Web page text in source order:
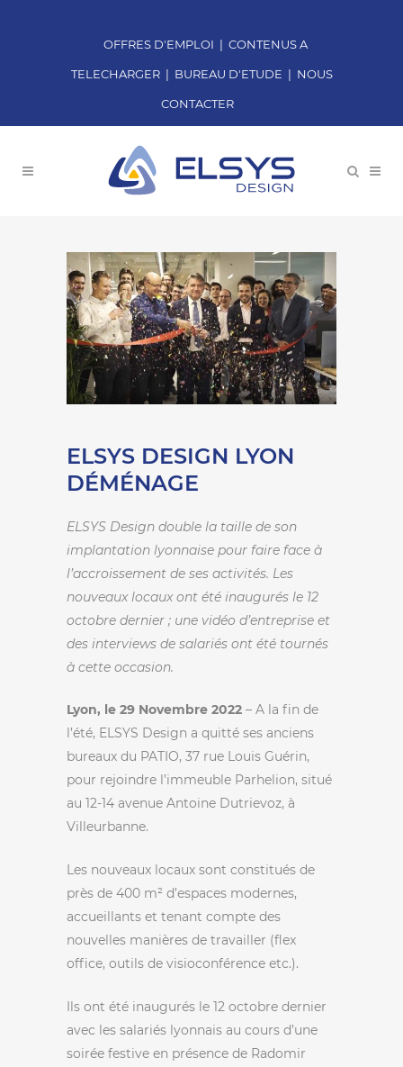
OFFRES D'EMPLOI | CONTENUS A
TELECHARGER| BUREAU D'ETUDE | NOUS
CONTACTER
ELSYS DESIGN LYON
DÉMÉNAGE
ELSYS Design double la taille de son
implantation lyonnaise pour faire face à
l’accroissement de ses activités. Les
nouveaux locaux ont été inaugurés le 12
octobre dernier ; une vidéo d’entreprise et
des interviews de salariés ont été tournés
à cette occasion.
Lyon, le 29 Novembre 2022 – A la fin de
l’été, ELSYS Design a quitté ses anciens
bureaux du PATIO, 37 rue Louis Guérin,
pour rejoindre l’immeuble Parhelion, situé
au 12-14 avenue Antoine Dutrievoz, à
Villeurbanne.
Les nouveaux locaux sont constitués de
près de 400 m² d’espaces modernes,
accueillants et tenant compte des
nouvelles manières de travailler (flex
office, outils de visioconférence etc.).
Ils ont été inaugurés le 12 octobre dernier
avec les salariés lyonnais au cours d’une
soirée festive en présence de Radomir